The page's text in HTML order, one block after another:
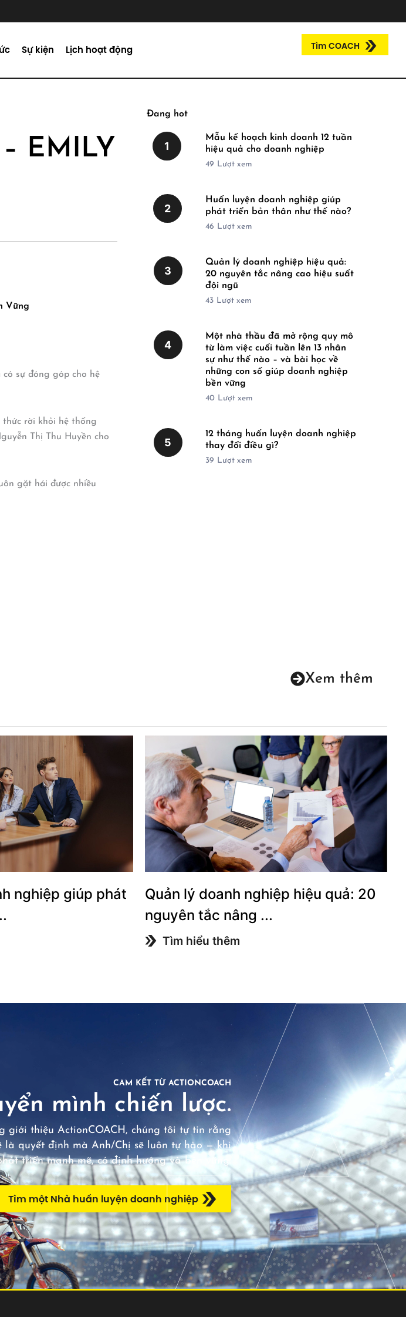
Sự kiện Lịch hoạt động Tìm COACH
Đang hot
1
Mẫu kế hoạch kinh doanh 12 tuần
hiệu quả cho doanh nghiệp
49 Lượt xem
2
Huấn luyện doanh nghiệp giúp
phát triển bản thân như thế nào?
46 Lượt xem
3
Quản lý doanh nghiệp hiệu quả:
20 nguyên tắc nâng cao hiệu suất
đội ngũ
43 Lượt xem
4
Một nhà thầu đã mở rộng quy mô
từ làm việc cuối tuần lên 13 nhân
sự như thế nào – và bài học về
những con số giúp doanh nghiệp
bền vững
40 Lượt xem
5
12 tháng huấn luyện doanh nghiệp
thay đổi điều gì?
39 Lượt xem
EMILY
Vững
sự đóng góp cho hệ
thức rời khỏi hệ thống
Thị Thu Huyền cho
gặt hái được nhiều
Xem thêm
nghiệp giúp phát
Quản lý doanh nghiệp hiệu quả: 20
nguyên tắc nâng ...
Tìm hiểu thêm
CAM KẾT TỪ ACTIONCOACH
mình chiến lược.
giới thiệu ActionCOACH, chúng tôi tự tin rằng
là quyết định mà Anh/Chị sẽ luôn tự hào — khi
triển mạnh mẽ, có định hướng và bền vững.
Tìm một Nhà huấn luyện doanh nghiệp